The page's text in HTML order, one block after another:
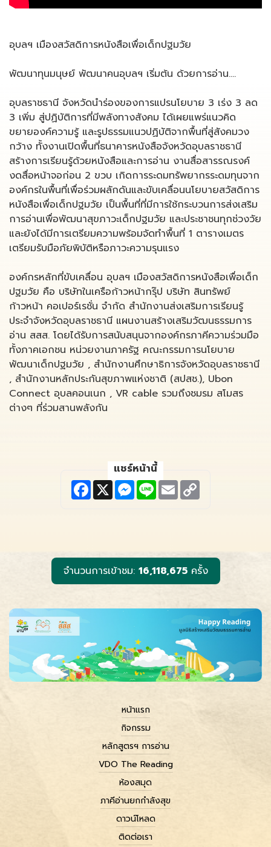
อุบลฯ เมืองสวัสดิการหนังสือเพื่อเด็กปฐมวัย
พัฒนาทุนมนุษย์ พัฒนาคนอุบลฯ เริ่มต้น ด้วยการอ่าน….
อุบลราชธานี จังหวัดนำร่องของการแปรนโยบาย 3 เร่ง 3 ลด
3 เพิ่ม สู่ปฏิบัติการที่มีพลังทางสังคม ได้เผยแพร่แนวคิด
ขยายองค์ความรู้ และรูปธรรมแนวปฏิบัติจากพื้นที่สู่สังคมวง
กว้าง ทั้งงานเปิดพื้นที่ธนาคารหนังสือจังหวัดอุบลราชธานี
สร้างการเรียนรู้ด้วยหนังสือและการอ่าน งานสื่อสารรณรงค์
งดสื่อหน้าจอก่อน 2 ขวบ เกิดการระดมทรัพยากรระดมทุนจาก
องค์กรในพื้นที่เพื่อร่วมผลักดันและขับเคลื่อนนโยบายสวัสดิการ
หนังสือเพื่อเด็กปฐมวัย เป็นพื้นที่ที่มีการใช้กระบวนการส่งเสริม
การอ่านเพื่อพัฒนาสุขภาวะเด็กปฐมวัย และประชาชนทุกช่วงวัย
และยังได้มีการเตรียมความพร้อมจัดทำพื้นที่ 1 ตารางเมตร
เตรียมรับมือภัยพิบัติหรือภาวะความรุนแรง
องค์กรหลักที่ขับเคลื่อน อุบลฯ เมืองสวัสดิการหนังสือเพื่อเด็ก
ปฐมวัย คือ บริษัทในเครือก้าวหน้ากรุ๊ป บริษัท สินทรัพย์
ก้าวหน้า คอเปอร์เรชั่น จำกัด สำนักงานส่งเสริมการเรียนรู้
ประจำจังหวัดอุบลราชธานี แผนงานสร้างเสริมวัฒนธรรมการ
อ่าน สสส. โดยได้รับการสนับสนุนจากองค์กรภาคีความร่วมมือ
ทั้งภาคเอกชน หน่วยงานภาครัฐ คณะกรรมการนโยบาย
พัฒนาเด็กปฐมวัย , สำนักงานศึกษาธิการจังหวัดอุบลราชธานี
, สำนักงานหลักประกันสุขภาพแห่งชาติ (สปสช.), Ubon
Connect อุบลคอนเนก , VR cable รวมถึงชมรม สโมสร
ต่างๆ ที่ร่วมสานพลังกัน
แชร์หน้านี้
F
a
c
X M
e
s
r
L
n
E
m
a
k
จำนวนการเข้าชม: 16,118,675ครั้ง
หน้าแรก
กิจกรรม
หลักสูตรฯ การอ่าน
VDO The Reading
ห้องสมุด
ภาคีอ่านยกกำลังสุข
ดาวน์โหลด
ติดต่อเรา